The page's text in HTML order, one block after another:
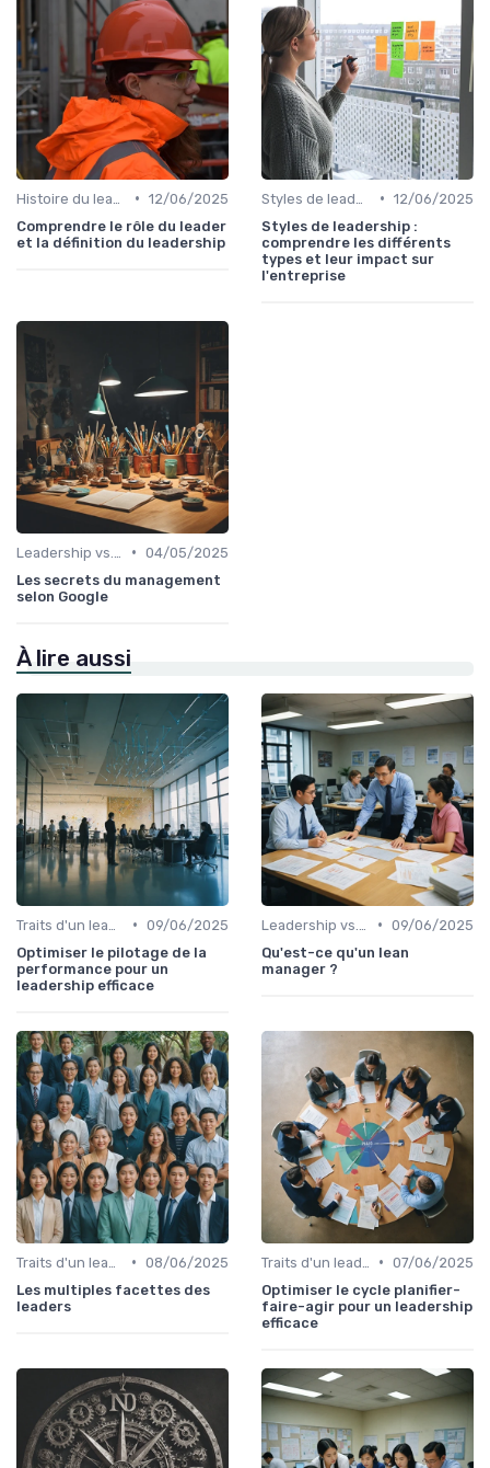
• 12/06/2025
Comprendre le rôle du leader
et la définition du leadership
• 12/06/2025
Styles de leadership :
comprendre les différents
types et leur impact sur
l'entreprise
• 04/05/2025
Les secrets du management
selon Google
À lire aussi
• 09/06/2025
Optimiser le pilotage de la
performance pour un
leadership efficace
• 09/06/2025
Qu'est-ce qu'un lean
manager ?
• 08/06/2025
Les multiples facettes des
leaders
• 07/06/2025
Optimiser le cycle planifier-
faire-agir pour un leadership
efficace